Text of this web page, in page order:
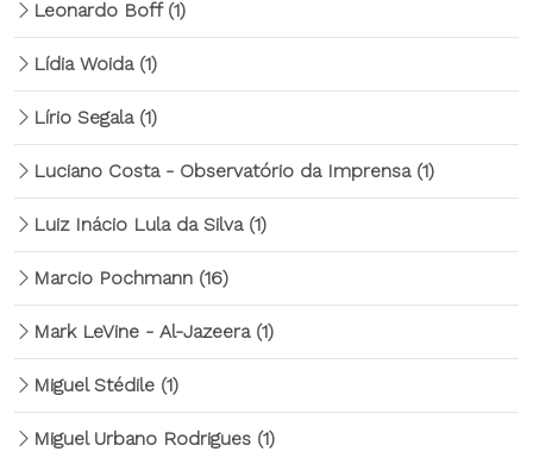
Leonardo Boff (1)
Lídia Woida (1)
Lírio Segala (1)
Luciano Costa - Observatório da Imprensa (1)
Luiz Inácio Lula da Silva (1)
Marcio Pochmann (16)
Mark LeVine - Al-Jazeera (1)
Miguel Stédile (1)
Miguel Urbano Rodrigues (1)